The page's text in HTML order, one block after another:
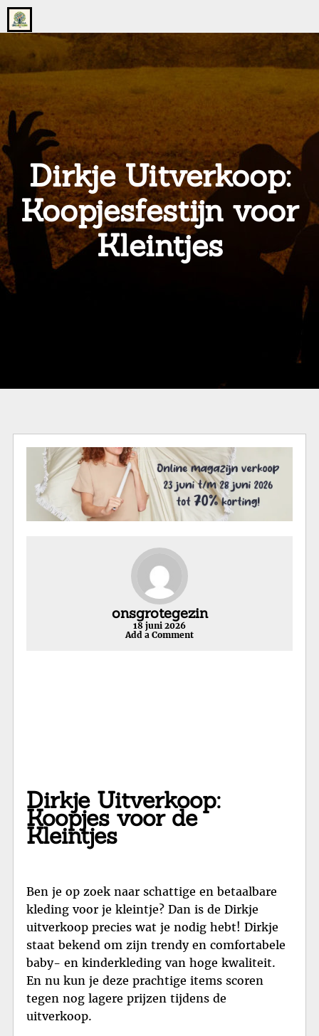
Go
to
home
page
onsgrotegezin.nl
Dirkje Uitverkoop:
Koopjesfestijn voor
Kleintjes
onsgrotegezin
18 juni 2026
Add a Comment
Dirkje Uitverkoop:
Koopjes voor de
Kleintjes
Ben je op zoek naar schattige en betaalbare
kleding voor je kleintje? Dan is de Dirkje
uitverkoop precies wat je nodig hebt! Dirkje
staat bekend om zijn trendy en comfortabele
baby- en kinderkleding van hoge kwaliteit.
En nu kun je deze prachtige items scoren
tegen nog lagere prijzen tijdens de
uitverkoop.